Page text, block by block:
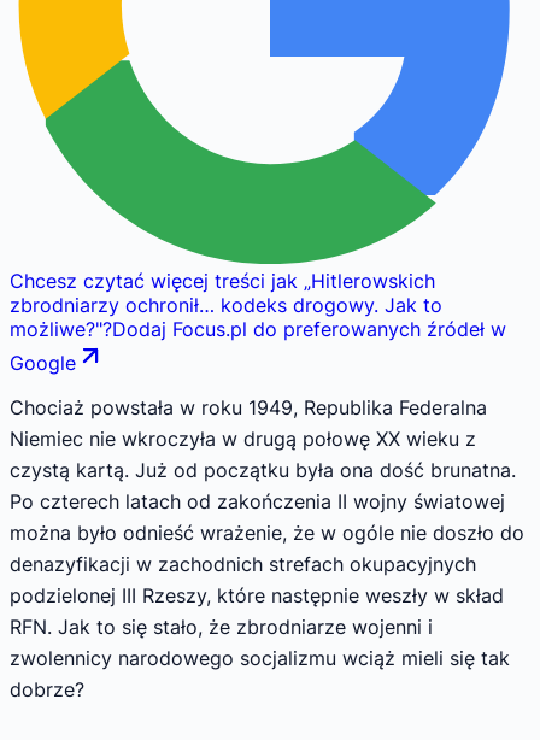
Chcesz czytać więcej treści jak „Hitlerowskich
zbrodniarzy ochronił… kodeks drogowy. Jak to
możliwe?"?Dodaj Focus.pl do preferowanych źródeł w
Google
Chociaż powstała w roku 1949, Republika Federalna
Niemiec nie wkroczyła w drugą połowę XX wieku z
czystą kartą. Już od początku była ona dość brunatna.
Po czterech latach od zakończenia II wojny światowej
można było odnieść wrażenie, że w ogóle nie doszło do
denazyfikacji w zachodnich strefach okupacyjnych
podzielonej III Rzeszy, które następnie weszły w skład
RFN. Jak to się stało, że zbrodniarze wojenni i
zwolennicy narodowego socjalizmu wciąż mieli się tak
dobrze?